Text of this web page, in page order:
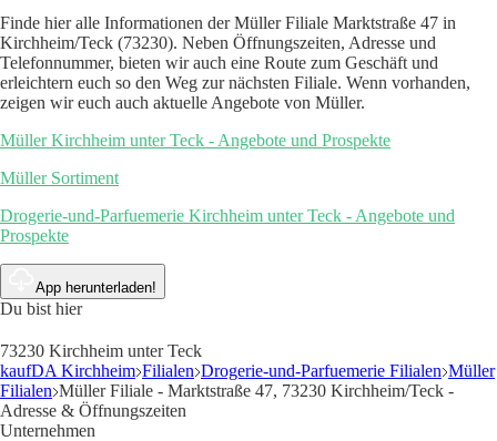
Finde hier alle Informationen der Müller Filiale Marktstraße 47 in
Kirchheim/Teck (73230). Neben Öffnungszeiten, Adresse und
Telefonnummer, bieten wir auch eine Route zum Geschäft und
erleichtern euch so den Weg zur nächsten Filiale. Wenn vorhanden,
zeigen wir euch auch aktuelle Angebote von Müller.
Müller Kirchheim unter Teck - Angebote und Prospekte
Müller Sortiment
Drogerie-und-Parfuemerie Kirchheim unter Teck - Angebote und
Prospekte
App herunterladen!
Du bist hier
73230 Kirchheim unter Teck
kaufDA Kirchheim Filialen Drogerie-und-Parfuemerie Filialen Müller
Filialen Müller Filiale - Marktstraße 47, 73230 Kirchheim/Teck -
Adresse & Öffnungszeiten
Unternehmen